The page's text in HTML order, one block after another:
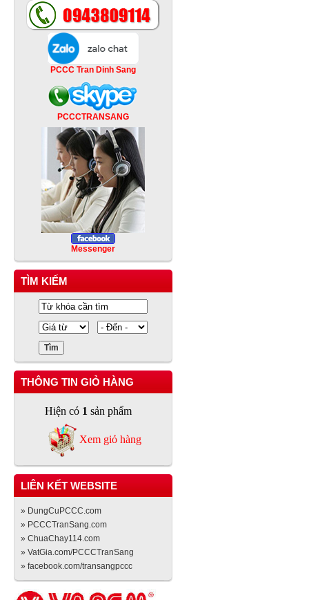
PCCC Tran Dinh Sang
PCCCTRANSANG
Messenger
TÌM KIẾM
THÔNG TIN GIỎ HÀNG
Hiện có 1 sản phẩm
Xem giỏ hàng
LIÊN KẾT WEBSITE
» DungCuPCCC.com
» PCCCTranSang.com
» ChuaChay114.com
» VatGia.com/PCCCTranSang
» facebook.com/transangpccc